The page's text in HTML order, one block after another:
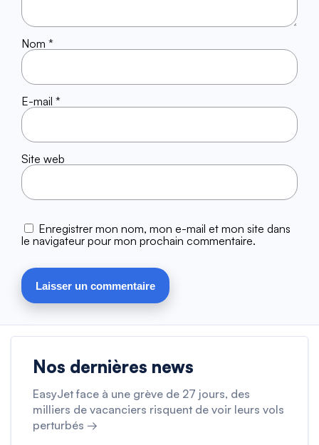
Nom *
E-mail *
Site web
Enregistrer mon nom, mon e-mail et mon site dans
le navigateur pour mon prochain commentaire.
Nos dernières news
EasyJet face à une grève de 27 jours, des
milliers de vacanciers risquent de voir leurs vols
perturbés →